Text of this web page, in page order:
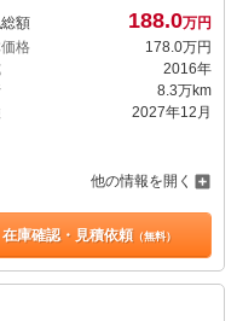
額 188.0万円
格
178.0万円
2016年
8.3万km
2027年12月
他の情報を開く
在庫確認・見積依頼（無料）